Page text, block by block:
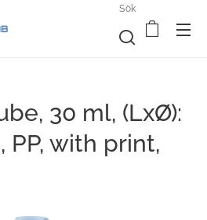
Sök
30 ml, (LxØ):
PP, with print,